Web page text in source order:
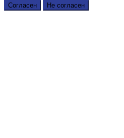
Согласен Не согласен